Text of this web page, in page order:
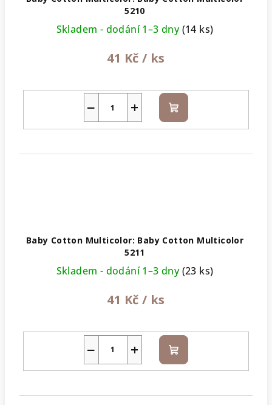
5210
Skladem - dodání 1–3 dny(14 ks)
41 Kč / ks
+
− Do
košíku
Baby Cotton Multicolor: Baby Cotton Multicolor
5211
Skladem - dodání 1–3 dny(23 ks)
41 Kč / ks
+
− Do
košíku